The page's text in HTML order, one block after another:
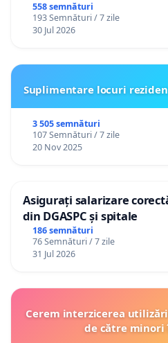
558 semnături
193 Semnături / 7 zile
30 Jul 2026
Suplimentare locuri
3 505 semnături
107 Semnături / 7 zile
20 Nov 2025
Asigurați salarizare
din DGASPC și spitale
186 semnături
76 Semnături / 7 zile
31 Jul 2026
Cerem interzicerea
de către minori